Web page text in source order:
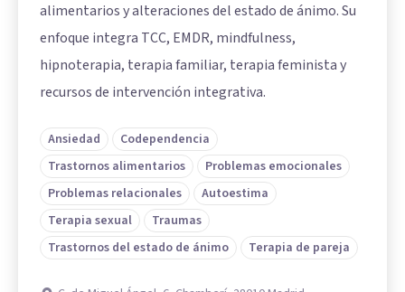
alimentarios y alteraciones del estado de ánimo. Su
enfoque integra TCC, EMDR, mindfulness,
hipnoterapia, terapia familiar, terapia feminista y
recursos de intervención integrativa.
Ansiedad
Codependencia
Trastornos alimentarios
Problemas emocionales
Problemas relacionales
Autoestima
Terapia sexual
Traumas
Trastornos del estado de ánimo
Terapia de pareja